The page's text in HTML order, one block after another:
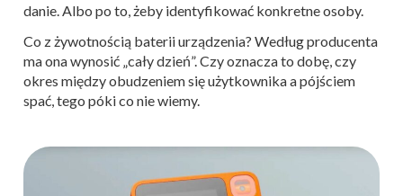
danie. Albo po to, żeby identyfikować konkretne osoby.
Co z żywotnością baterii urządzenia? Według producenta
ma ona wynosić „cały dzień”. Czy oznacza to dobę, czy
okres między obudzeniem się użytkownika a pójściem
spać, tego póki co nie wiemy.